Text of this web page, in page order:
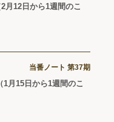
月12日から1週間のこ
当番ノート 第37期
月15日から1週間のこ